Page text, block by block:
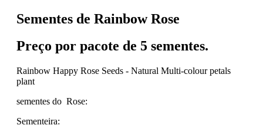
Sementes de Rainbow Rose
Preço por pacote de 5 sementes.
Rainbow Happy Rose Seeds - Natural Multi-colour petals
plant
sementes do Rose:
Sementeira: